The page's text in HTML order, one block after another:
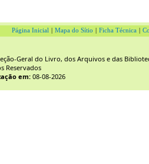
Página Inicial Mapa do Sítio Ficha Técnica
Geral do Livro, dos Arquivos e das
Reservados
em:08-08-2026